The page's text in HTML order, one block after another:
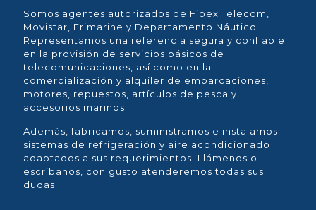
Somos agentes autorizados de Fibex Telecom,
Movistar, Frimarine y Departamento Náutico.
Representamos una referencia segura y confiable
en la provisión de servicios básicos de
telecomunicaciones, así como en la
comercialización y alquiler de embarcaciones,
motores, repuestos, artículos de pesca y
accesorios marinos
Además, fabricamos, suministramos e instalamos
sistemas de refrigeración y aire acondicionado
adaptados a sus requerimientos. Llámenos o
escríbanos, con gusto atenderemos todas sus
dudas.